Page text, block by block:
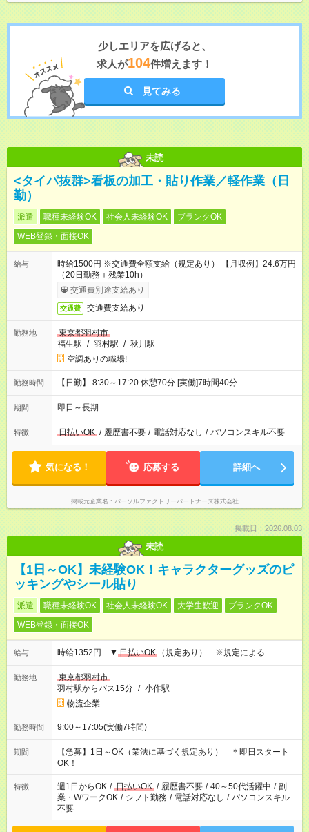
少しエリアを広げると、
求人が104件増えます！
見てみる
未読
<タイパ抜群>看板の加工・貼り作業／軽作業（日
勤）
派遣 職種未経験OK 社会人未経験OK
ブランクOK
WEB登録・面接OK
給与
時給1500円 ※交通費全額支給（規定あり） 【月収例】24.6万円
（20日勤務＋残業10h）
交通費別途支給あり
交通費 交通費支給あり
勤務地
東京都羽村市
福生駅 / 羽村駅 / 秋川駅
空調ありの職場!
勤務時間 【日勤】 8:30～17:20 休憩70分 [実働]7時間40分
期間 即日～長期
特徴 日払いOK / 履歴書不要 / 電話対応なし / パソコンスキル不要
気になる！ 応募する 詳細へ
掲載元企業名 パーソルファクトリーパートナーズ株式会社
掲載日：2026.08.03
未読
【1日～OK】未経験OK！キャラクターグッズのピ
ッキングやシール貼り
派遣 職種未経験OK 社会人未経験OK 大学生歓迎
ブランクOK
WEB登録・面接OK
給与 時給1352円 ▼ 日払いOK （規定あり） ※規定による
勤務地
東京都羽村市
羽村駅からバス15分 / 小作駅
物流企業
勤務時間 9:00～17:05(実働7時間)
期間
【急募】1日～OK（業法に基づく規定あり） ＊即日スタート
OK！
特徴 週1日からOK / 日払いOK / 履歴書不要 / 40～50代活躍中 / 副
業・WワークOK / シフト勤務 / 電話対応なし / パソコンスキル
不要